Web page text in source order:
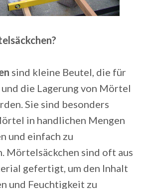
sind kleine Beutel, die für
die Lagerung von Mörtel
Sie sind besonders
in handlichen Mengen
und einfach zu
Mörtelsäckchen sind oft aus
gefertigt, um den Inhalt
und Feuchtigkeit zu